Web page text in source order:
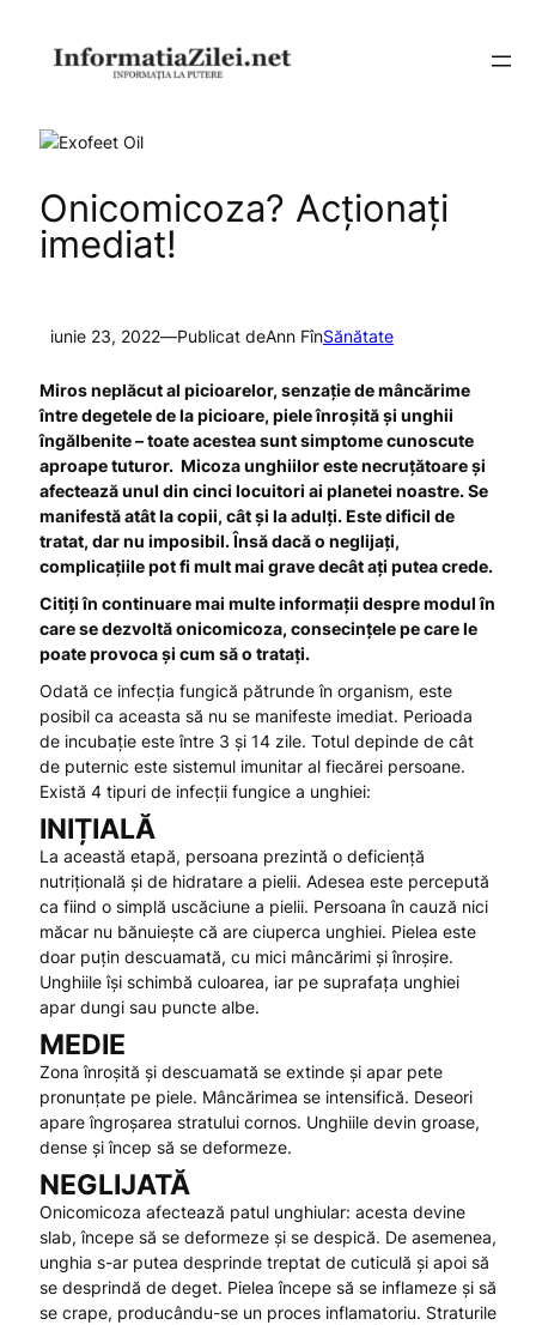
conținut
Onicomicoza? Acționați
imediat!
iunie 23, 2022—Publicat deAnn FînSănătate
Miros neplăcut al picioarelor, senzație de mâncărime
între degetele de la picioare, piele înroșită și unghii
îngălbenite – toate acestea sunt simptome cunoscute
aproape tuturor. Micoza unghiilor estenecruțătoare și
afectează unul din cinci locuitori ai planetei noastre. Se
manifestă atât la copii, cât și la adulți. Este dificil de
tratat, dar nu imposibil. Însă dacă o neglijați,
complicațiile pot fi mult mai grave decât ați putea crede.
Citiți în continuare mai multe informații despre modul în
care se dezvoltă onicomicoza, consecințele pe care le
poate provoca și cum săo tratați.
Odată ce infecția fungică pătrunde în organism, este
posibil ca aceasta să nu se manifeste imediat. Perioada
de incubație este între 3 și 14 zile. Totul depinde de cât
de puternic este sistemul imunitar al fiecărei persoane.
Există 4 tipuri de infecții fungice a unghiei:
INIȚIALĂ
La această etapă, persoana prezintă o deficiență
nutrițională și de hidratare a pielii. Adesea este percepută
ca fiind o simplă uscăciune a pielii. Persoana în cauză nici
măcar nu bănuiește că are ciuperca unghiei. Pielea este
doar puțin descuamată, cu mici mâncărimi și înroșire.
Unghiile își schimbă culoarea, iar pe suprafața unghiei
apar dungi sau puncte albe.
MEDIE
Zona înroșită și descuamată se extinde și apar pete
pronunțate pe piele. Mâncărimea se intensifică. Deseori
apare îngroșarea stratului cornos. Unghiile devin groase,
dense și încep să se deformeze.
NEGLIJATĂ
Onicomicoza afectează patul unghiular: acesta devine
slab, începe să se deformeze și se despică. De asemenea,
unghia s-ar putea desprinde treptat de cuticulă și apoi să
se desprindă de deget. Pielea începe să se inflameze și să
se crape, producându-se un proces inflamatoriu. Straturile